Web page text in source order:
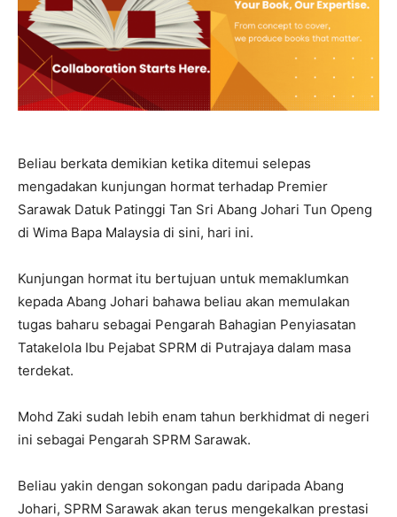
Beliau berkata demikian ketika ditemui selepas
mengadakan kunjungan hormat terhadap Premier
Sarawak Datuk Patinggi Tan Sri Abang Johari Tun Openg
di Wima Bapa Malaysia di sini, hari ini.
Kunjungan hormat itu bertujuan untuk memaklumkan
kepada Abang Johari bahawa beliau akan memulakan
tugas baharu sebagai Pengarah Bahagian Penyiasatan
Tatakelola Ibu Pejabat SPRM di Putrajaya dalam masa
terdekat.
Mohd Zaki sudah lebih enam tahun berkhidmat di negeri
ini sebagai Pengarah SPRM Sarawak.
Beliau yakin dengan sokongan padu daripada Abang
Johari, SPRM Sarawak akan terus mengekalkan prestasi